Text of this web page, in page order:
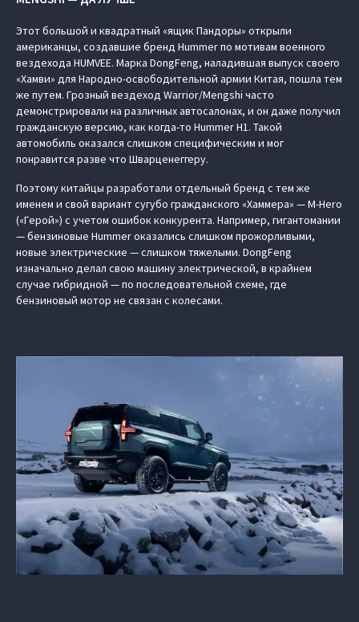
Этот большой и квадратный «ящик Пандоры» открыли
американцы, создавшие бренд Hummer по мотивам военного
вездехода HUMVEE. Марка DongFeng, наладившая выпуск своего
«Хамви» для Народно-освободительной армии Китая, пошла тем
же путем. Грозный вездеход Warrior/Mengshi часто
демонстрировали на различных автосалонах, и он даже получил
гражданскую версию, как когда-то Hummer H1. Такой
автомобиль оказался слишком специфическим и мог
понравится разве что Шварценеггеру.
Поэтому китайцы разработали отдельный бренд с тем же
именем и свой вариант сугубо гражданского «Хаммера» — M-Hero
(«Герой») с учетом ошибок конкурента. Например, гигантомании
— бензиновые Hummer оказались слишком прожорливыми,
новые электрические — слишком тяжелыми. DongFeng
изначально делал свою машину электрической, в крайнем
случае гибридной — по последовательной схеме, где
бензиновый мотор не связан с колесами.